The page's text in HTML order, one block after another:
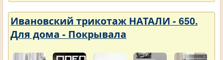
Ивановский трикотаж НАТАЛИ - 650.
Для дома - Покрывала